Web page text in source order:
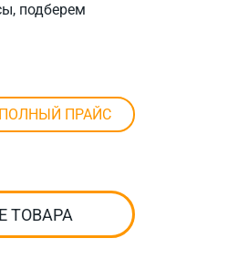
подберем
ПОЛНЫЙ ПРАЙС
ТОВАРА